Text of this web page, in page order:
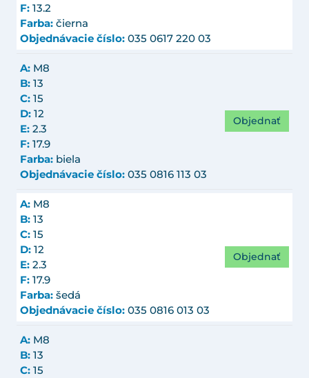
F: 13.2
Farba: čierna
Objednávacie číslo: 035 0617 220 03
A: M8
B: 13
C: 15
D: 12
E: 2.3
F: 17.9
Farba: biela
Objednávacie číslo: 035 0816 113 03
Objednať
A: M8
B: 13
C: 15
D: 12
E: 2.3
F: 17.9
Farba: šedá
Objednávacie číslo: 035 0816 013 03
Objednať
A: M8
B: 13
C: 15